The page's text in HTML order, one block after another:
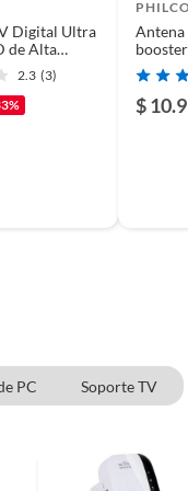
Digital Ultra
de Alta
2.3 (3)
PHILCO
$
PC Soporte TV